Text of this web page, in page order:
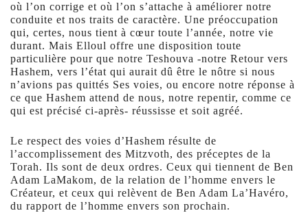
où l’on corrige et où l’on s’attache à améliorer notre
conduite et nos traits de caractère. Une préoccupation
qui, certes, nous tient à cœur toute l’année, notre vie
durant. Mais Elloul offre une disposition toute
particulière pour que notre Teshouva -notre Retour vers
Hashem, vers l’état qui aurait dû être le nôtre si nous
n’avions pas quittés Ses voies, ou encore notre réponse à
ce que Hashem attend de nous, notre repentir, comme ce
qui est précisé ci-après- réussisse et soit agréé.
Le respect des voies d’Hashem résulte de
l’accomplissement des Mitzvoth, des préceptes de la
Torah. Ils sont de deux ordres. Ceux qui tiennent de Ben
Adam LaMakom, de la relation de l’homme envers le
Créateur, et ceux qui relèvent de Ben Adam La’Havéro,
du rapport de l’homme envers son prochain.